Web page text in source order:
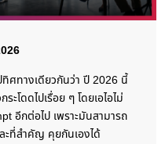
ศทางเดียวกันว่า ปี 2026 นี้
ะโดดไปเรื่อย ๆ โดยเอไอไม่
อีกต่อไป เพราะมันสามารถ
ะที่สำคัญ คุยกันเองได้